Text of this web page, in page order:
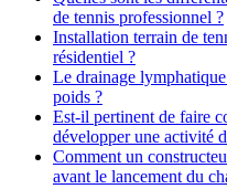
de tennis professionnel ?
Installation terrain de
résidentiel ?
Le drainage
poids ?
Est-il pertinent de faire
développer une activité
Comment un
avant le lancement du